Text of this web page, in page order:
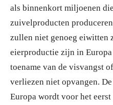
als binnenkort miljoenen
zuivelproducten
zullen niet genoeg eiwitten
eierproductie zijn in Europa
toename van de visvangst
verliezen niet opvangen.
Europa wordt voor het